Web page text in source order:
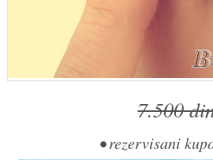
7.500
• rezervisani